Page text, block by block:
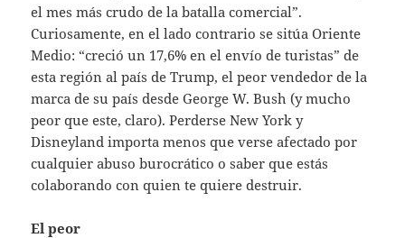
el mes más crudo de la batalla comercial”.
Curiosamente, en el lado contrario se sitúa Oriente
Medio: “creció un 17,6% en el envío de turistas” de
esta región al país de Trump, el peor vendedor de la
marca de su país desde George W. Bush (y mucho
peor que este, claro). Perderse New York y
Disneyland importa menos que verse afectado por
cualquier abuso burocrático o saber que estás
colaborando con quien te quiere destruir.
El peor